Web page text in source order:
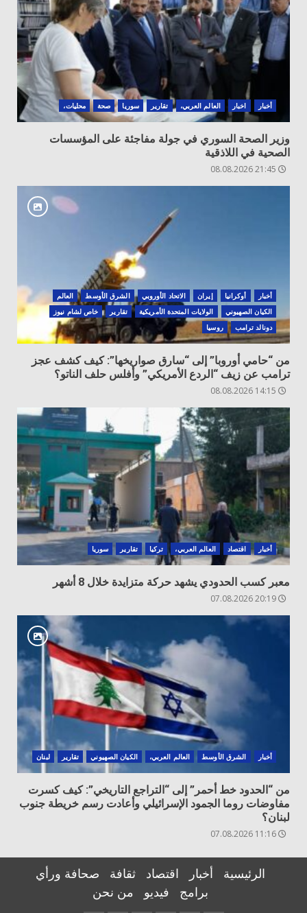
أخبار اخبار العالم العربي، تقارير سوريا صحة محليات،
وزير الصحة السوري في جولة مفاجئة على المؤسسات
الصحية في اللاذقية
أخبار أوكرانيا ‏إيران الاتحاد الأوروبي الشرق الأوسط
العالم
الكيان الصهيوني
الولايات المتحدة الأمريكية تقارير
خاص لشام نيوز
دونالد ترامب
روسيا
من “حامي أوروبا” إلى “سارق صواريخها”: كيف كشف عجز
ترامب عن زيف “الردع الأمريكي” وأفلس حلف الناتو؟
أخبار اقتصاد العالم العربي، تركيا تقارير سوريا
معبر كسب الحدودي يشهد حركة متزايدة خلال 8 أشهر
أخبار الشرق الأوسط العالم العربي، الكيان الصهيوني تقارير لبنان
من “الحدود خط أحمر” إلى “التراجع التاريخي”: كيف كسرت
مفاوضات روما الجمود الإسرائيلي وأعادت رسم خريطة جنوب
لبنان؟
الرئيسية أخبار اقتصاد ثقافة
صحافة ورأي
برامج
فيديو من نحن